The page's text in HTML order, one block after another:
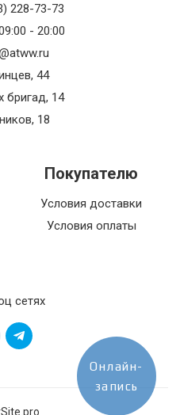
228-73-73
- 20:00
44
бригад, 14
18
Покупателю
Условия доставки
Условия оплаты
сетях
Онлайн-
запись